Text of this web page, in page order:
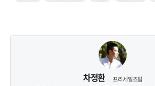
차정환 프리세일즈팀